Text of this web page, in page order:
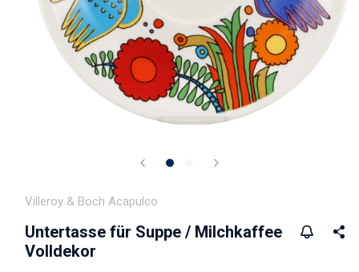
Villeroy & Boch Acapulco
Untertasse für Suppe / Milchkaffee
Volldekor